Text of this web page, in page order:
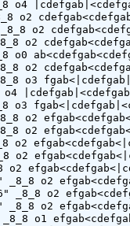
o4
o2
o2
o2
o0
o2
o3
o4
o3
o2
o2
o2
o2
o2
_8_8 o2
_8_8 o2
_8_8 o2
_8_8 o1